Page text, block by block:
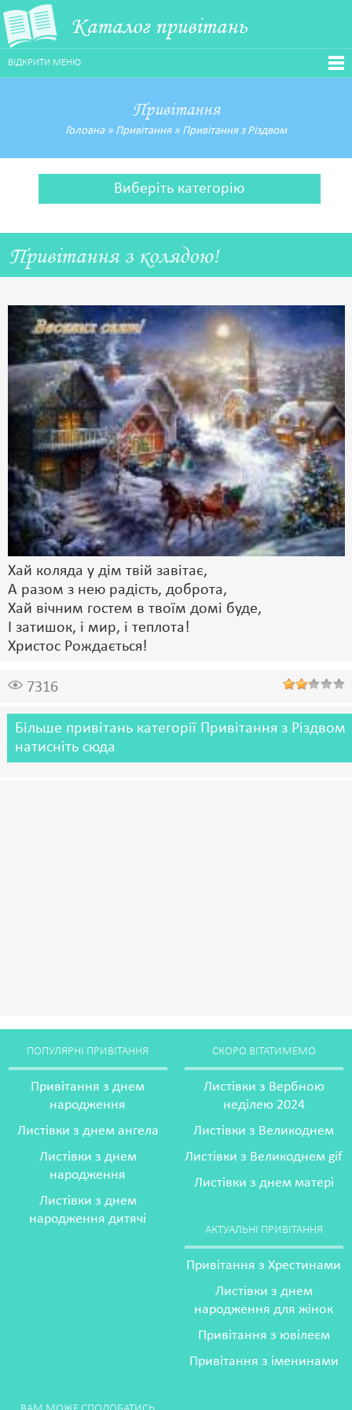
Каталог привітань
ВІДКРИТИ МЕНЮ
Привітання
Головна» Привітання» Привітання з Різдвом
Виберіть категорію
Привітання з колядою!
Хай коляда у дім твій завітає,
А разом з нею радість, доброта,
Хай вічним гостем в твоїм домі буде,
І затишок, і мир, і теплота!
Христос Рождається!
7316
Більше привітань категорії Привітання з Різдвом
натисніть сюда
ПОПУЛЯРНІ ПРИВІТАННЯ
Привітання з днем
народження
Листівки з днем ангела
Листівки з днем
народження
Листівки з днем
народження дитячі
СКОРО ВІТАТИМЕМО
Листівки з Вербною
неділею 2024
Листівки з Великоднем
Листівки з Великоднем gif
Листівки з днем матері
АКТУАЛЬНІ ПРИВІТАННЯ
Привітання з Хрестинами
Листівки з днем
народження для жінок
Привітання з ювілеєм
Привітання з іменинами